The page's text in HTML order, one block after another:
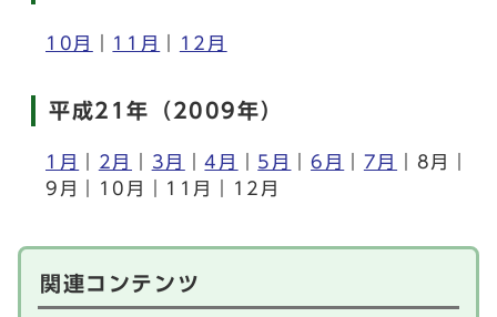
10月 11月 12月
平成21年（2009年）
1月 2月 3月 ｜4月 5月 ｜6月 7月
｜8月｜
9月｜10月｜11月｜12月
関連コンテンツ